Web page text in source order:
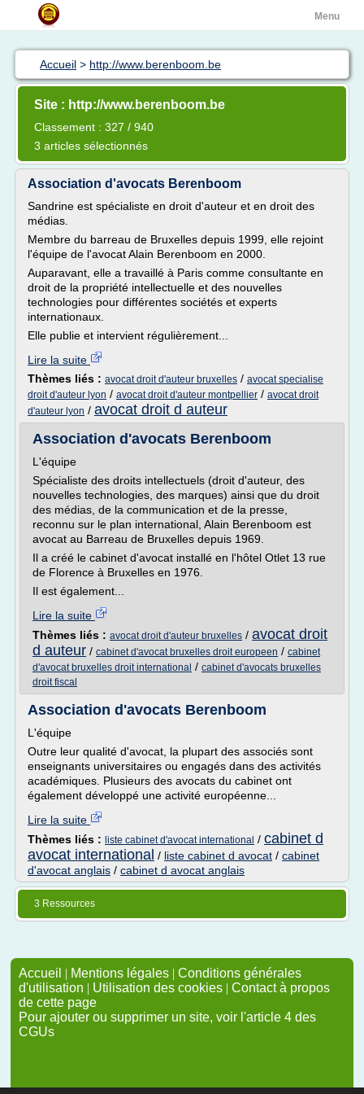
Menu
Accueil > http://www.berenboom.be
Site : http://www.berenboom.be
Classement : 327 / 940
3 articles sélectionnés
Association d'avocats Berenboom
Sandrine est spécialiste en droit d'auteur et en droit des
médias.
Membre du barreau de Bruxelles depuis 1999, elle rejoint
l'équipe de l'avocat Alain Berenboom en 2000.
Auparavant, elle a travaillé à Paris comme consultante en
droit de la propriété intellectuelle et des nouvelles
technologies pour différentes sociétés et experts
internationaux.
Elle publie et intervient régulièrement...
Lire la suite
Thèmes liés : avocat droit d'auteur bruxelles / avocat specialise
droit d'auteur lyon / avocat droit d'auteur montpellier / avocat droit
d'auteur lyon / avocat droit d auteur
Association d'avocats Berenboom
L'équipe
Spécialiste des droits intellectuels (droit d'auteur, des
nouvelles technologies, des marques) ainsi que du droit
des médias, de la communication et de la presse,
reconnu sur le plan international, Alain Berenboom est
avocat au Barreau de Bruxelles depuis 1969.
Il a créé le cabinet d'avocat installé en l'hôtel Otlet 13 rue
de Florence à Bruxelles en 1976.
Il est également...
Lire la suite
Thèmes liés : avocat droit d'auteur bruxelles / avocat droit
d auteur / cabinet d'avocat bruxelles droit europeen / cabinet
d'avocat bruxelles droit international / cabinet d'avocats bruxelles
droit fiscal
Association d'avocats Berenboom
L'équipe
Outre leur qualité d'avocat, la plupart des associés sont
enseignants universitaires ou engagés dans des activités
académiques. Plusieurs des avocats du cabinet ont
également développé une activité européenne...
Lire la suite
Thèmes liés : liste cabinet d'avocat international / cabinet d
avocat international / liste cabinet d avocat / cabinet
d'avocat anglais / cabinet d avocat anglais
3 Ressources
Accueil | Mentions légales | Conditions générales
d'utilisation | Utilisation des cookies | Contact à propos
de cette page
Pour ajouter ou supprimer un site, voir l'article 4 des
CGUs